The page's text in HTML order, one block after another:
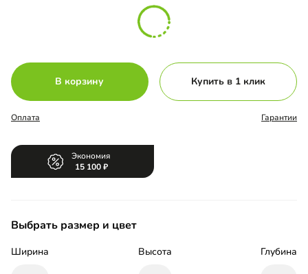
В корзину Купить в 1 клик
Оплата Гарантии
Экономия
15 100
Выбрать размер и цвет
Ширина Высота Глубина